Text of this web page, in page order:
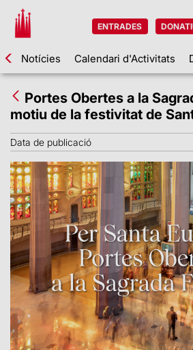
ENTRADES
Notícies Calendari d'Activitats
Portes Obertes a la
motiu de la festivitat de
Data de publicació